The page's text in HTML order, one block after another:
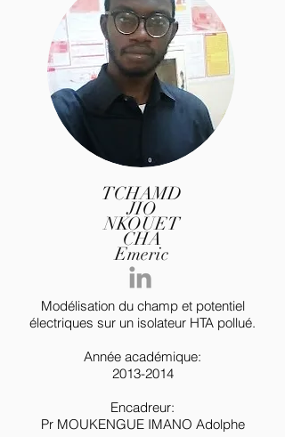
TCHAMD
JIO
NKOUET
CHA
Emeric
Modélisation du champ et potentiel
électriques sur un isolateur HTA pollué.
Année académique:
2013-2014
Encadreur:
Pr MOUKENGUE IMANO Adolphe